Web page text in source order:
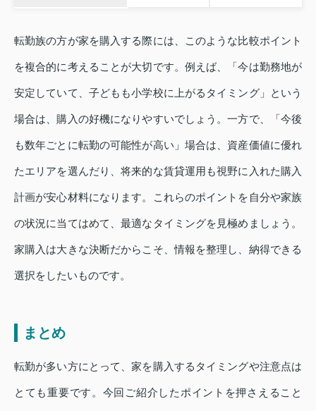
転勤族の方が家を購入する際には、このような比較ポイント
を複合的に考えることが大切です。例えば、「今は勤務地が
安定していて、子どもも小学校に上がるタイミング」という
場合は、購入の好機になりやすいでしょう。一方で、「今後
も数年ごとに転勤の可能性が高い」場合は、資産価値に優れ
たエリアを選んだり、将来的な賃貸運用も視野に入れた購入
計画が安心材料になります。これらのポイントを自分や家族
の状況に当てはめて、最適なタイミングを見極めましょう。
家購入は大きな決断だからこそ、情報を整理し、納得できる
選択をしたいものです。
まとめ
転勤が多い方にとって、家を購入するタイミングや注意点は
とても重要です。今回ご紹介したポイントを押さえること